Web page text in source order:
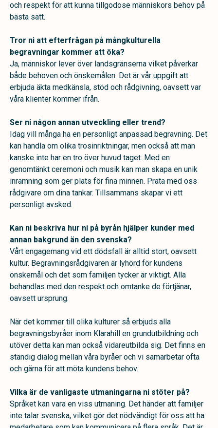
och respekt för att kunna tillgodose människors behov på
bästa sätt.
Tror ni att efterfrågan på mångkulturella
begravningar kommer att öka?
Ja, människor lever över landsgränserna vilket påverkar
både behoven och önskemålen. Det är vår uppgift att
erbjuda äkta medkänsla, stöd och rådgivning, oavsett var
våra klienter kommer ifrån.
Ser ni någon annan utveckling eller trend?
Idag vill många ha en personligt anpassad begravning. Det
kan handla om olika trosinriktningar, men också att man
kanske inte har en tro över huvud taget. Med en
genomtänkt ceremoni och musik kan man skapa en unik
inramning som ger plats för fina minnen. Prata med oss
rådgivare om dina tankar. Tillsammans skapar vi ett
personligt avsked.
Kan ni beskriva hur ni på byrån hjälper kunder med
annan bakgrund än den svenska?
Vårt engagemang vid ett dödsfall är alltid stort, oavsett
kultur. Begravningsrådgivaren är lyhörd för kundens
önskemål och det som familjen tycker är viktigt. Alla
behandlas med den respekt och omtanke de förtjänar,
oavsett ursprung.
När det kommer till olika kulturer så erbjuds alla
begravningsbyråer inom Klarahill en grundutbildning och
utöver detta kan man också vidareutbilda sig. Det finns en
ständig dialog mellan våra byråer och vi samarbetar ofta
och gärna för att möta kundens behov.
Vilka är de vanligaste utmaningarna ni stöter på?
Språket kan vara en viss utmaning. Det händer att familjer
inte talar svenska, vilket gör det nödvändigt för oss att ha